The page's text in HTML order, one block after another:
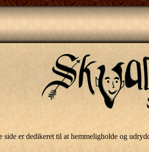
side er dedikeret til at hemmeligholde og